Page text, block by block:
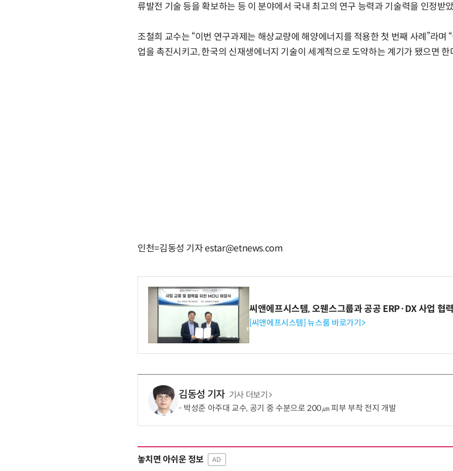
류발전 기술 등을 확보하는 등 이 분야에서 국내 최고의 연구 능력과 기술력을 인정받
조철희 교수는 “이번 연구과제는 해상교량에 해양에너지를 적용한 첫 번째 사례”라며
업을 촉진시키고, 한국의 신재생에너지 기술이 세계적으로 도약하는 계기가 됐으면 한
인천=김동성 기자 estar@etnews.com
씨앤에프시스템, 오웬스그룹과 공공 ERP·DX 사업 협
[씨앤에프시스템] 뉴스룸 바로가기>
김동성 기자 기사 더보기
박성준 아주대 교수, 공기 중 수분으로 200㎛ 피부 부착 전지 개발
놓치면 아쉬운 정보 AD